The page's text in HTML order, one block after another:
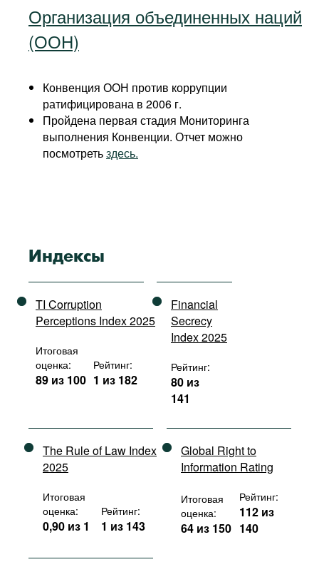
Организация объединенных наций
(ООН)
Конвенция ООН против коррупции
ратифицирована в 2006 г.
Пройдена первая стадия Мониторинга
выполнения Конвенции. Отчет можно
посмотретьздесь.
Индексы
TI Corruption
Perceptions Index 2025
Итоговая
оценка:
89 из 100
Рейтинг:
1 из 182
Financial
Secrecy
Index 2025
Рейтинг:
80 из
141
The Rule of Law Index
2025
Итоговая
оценка:
0,90 из 1
Рейтинг:
1 из 143
Global Right to
Information Rating
Итоговая
оценка:
64 из 150
Рейтинг:
112 из
140